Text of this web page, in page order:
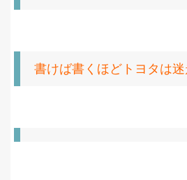
書けば書くほどトヨタは